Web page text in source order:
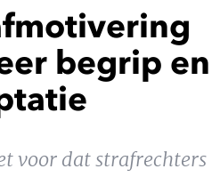
Show
begrip en
voor dat strafrechters